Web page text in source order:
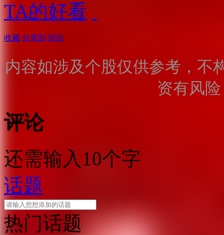
TA的好看
收藏 分享到 评论
内容如涉及个股仅供参考，不
资有风
评论
还需输入10个字
话题
热门话题